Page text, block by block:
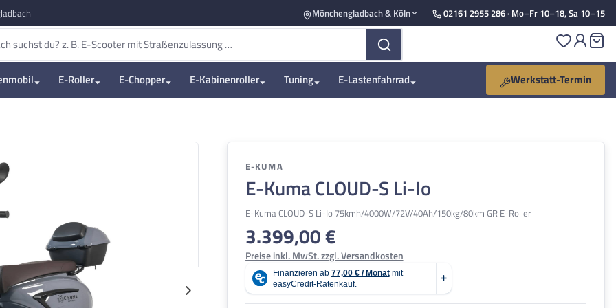
Mönchengladbach & Köln 02161 2955 286· Mo–Fr 10–18, Sa 10–15
Du hast
E-Roller E-Chopper E-Kabinenroller Tuning E-Lastenfahrrad Werkstatt-Termin
E-KUMA
E-Kuma CLOUD-S Li-Io
E-Kuma CLOUD-S Li-Io 75kmh/4000W/72V/40Ah/150kg/80km GR E-Roller
Regulärer Preis:
3.399,00 €
Preise inkl. MwSt. zzgl. Versandkosten